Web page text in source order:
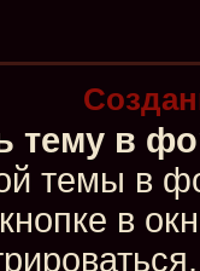
тему в
темы в
в